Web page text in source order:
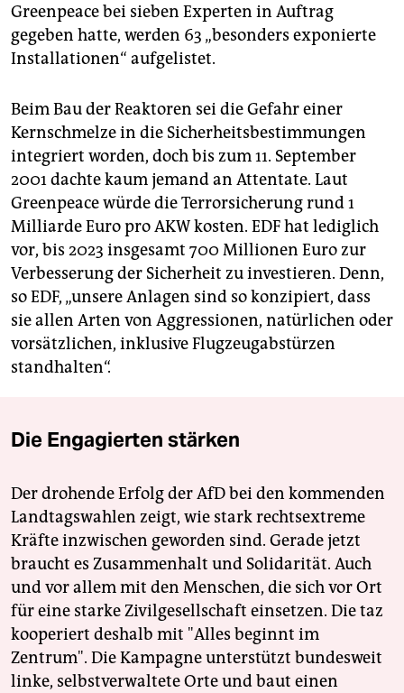
Greenpeace bei sieben Experten in Auftrag
gegeben hatte, werden 63 „besonders exponierte
Installationen“ aufgelistet.
Beim Bau der Reaktoren sei die Gefahr einer
Kernschmelze in die Sicherheitsbestimmungen
integriert worden, doch bis zum 11. September
2001 dachte kaum jemand an Attentate. Laut
Greenpeace würde die Terrorsicherung rund 1
Milliarde Euro pro AKW kosten. EDF hat lediglich
vor, bis 2023 insgesamt 700 Millionen Euro zur
Verbesserung der Sicherheit zu investieren. Denn,
so EDF, „unsere Anlagen sind so konzipiert, dass
sie allen Arten von Aggressionen, natürlichen oder
vorsätzlichen, inklusive Flugzeugabstürzen
standhalten“.
Die Engagierten stärken
Der drohende Erfolg der AfD bei den kommenden
Landtagswahlen zeigt, wie stark rechtsextreme
Kräfte inzwischen geworden sind. Gerade jetzt
braucht es Zusammenhalt und Solidarität. Auch
und vor allem mit den Menschen, die sich vor Ort
für eine starke Zivilgesellschaft einsetzen. Die taz
kooperiert deshalb mit "Alles beginnt im
Zentrum". Die Kampagne unterstützt bundesweit
linke, selbstverwaltete Orte und baut einen